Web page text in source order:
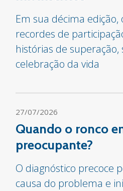
Em sua décima
recordes de
histórias de
celebração da vida
27/07/2026
Quando o ronco
preocupante?
O diagnóstico precoce
causa do problema e